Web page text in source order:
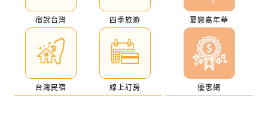
宿說台灣 四季旅遊
台灣民宿 線上訂房
夏戀嘉年華
優惠網